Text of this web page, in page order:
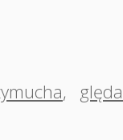
, ględa